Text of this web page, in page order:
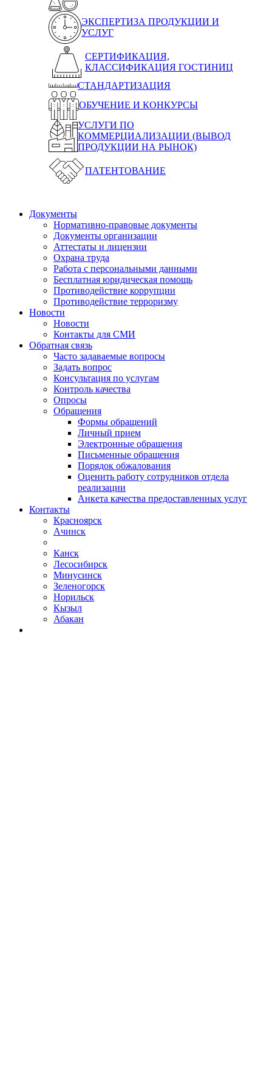
ЭКСПЕРТИЗА ПРОДУКЦИИ И
УСЛУГ
СЕРТИФИКАЦИЯ,
КЛАССИФИКАЦИЯ ГОСТИНИЦ
СТАНДАРТИЗАЦИЯ
ОБУЧЕНИЕ И КОНКУРСЫ
УСЛУГИ ПО
КОММЕРЦИАЛИЗАЦИИ (ВЫВОД
ПРОДУКЦИИ НА РЫНОК)
ПАТЕНТОВАНИЕ
Документы
Нормативно-правовые документы
Документы организации
Аттестаты и лицензии
Охрана труда
Работа с персональными данными
Бесплатная юридическая помощь
Противодействие коррупции
Противодействие терроризму
Новости
Новости
Контакты для СМИ
Обратная связь
Часто задаваемые вопросы
Задать вопрос
Консультация по услугам
Контроль качества
Опросы
Обращения
Формы обращений
Личный прием
Электронные обращения
Письменные обращения
Порядок обжалования
Оценить работу сотрудников отдела
реализации
Анкета качества предоставленных услуг
Контакты
Красноярск
Ачинск
Канск
Лесосибирск
Минусинск
Зеленогорск
Норильск
Кызыл
Абакан